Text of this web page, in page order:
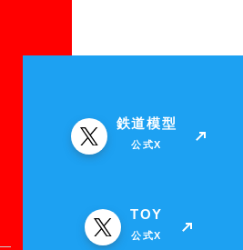
鉄道模型
公式X
TOY
公式X